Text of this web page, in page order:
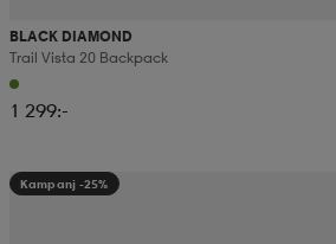
BLACK DIAMOND
Trail Vista 20 Backpack
1 299:-
Kampanj -25%